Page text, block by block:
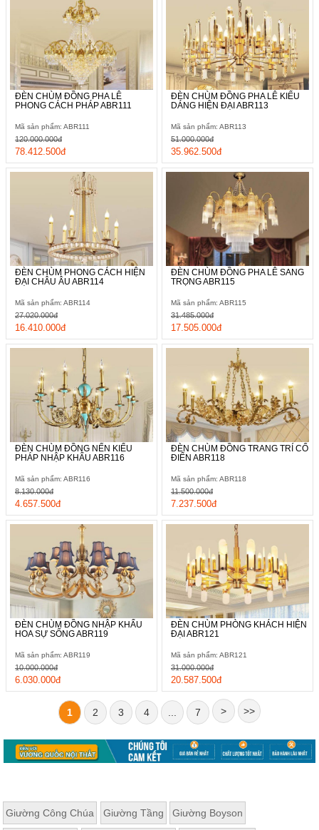
ĐÈN CHÙM ĐỒNG PHA LÊ
PHONG CÁCH PHÁP ABR111
Mã sản phẩm: ABR111
78.412.500đ
120.000.000đ
ĐÈN CHÙM ĐỒNG PHA LÊ KIỂU
DÁNG HIỆN ĐẠI ABR113
Mã sản phẩm: ABR113
35.962.500đ
51.000.000đ
ĐÈN CHÙM PHONG CÁCH HIỆN
ĐẠI CHÂU ÂU ABR114
Mã sản phẩm: ABR114
16.410.000đ
27.020.000đ
ĐÈN CHÙM ĐỒNG PHA LÊ SANG
TRỌNG ABR115
Mã sản phẩm: ABR115
17.505.000đ
31.485.000đ
ĐÈN CHÙM ĐỒNG NẾN KIỂU
PHÁP NHẬP KHẨU ABR116
Mã sản phẩm: ABR116
4.657.500đ
8.130.000đ
ĐÈN CHÙM ĐỒNG TRANG TRÍ CỔ
ĐIỂN ABR118
Mã sản phẩm: ABR118
7.237.500đ
11.500.000đ
ĐÈN CHÙM ĐỒNG NHẬP KHẨU
HOA SỰ SỐNG ABR119
Mã sản phẩm: ABR119
6.030.000đ
10.000.000đ
ĐÈN CHÙM PHÒNG KHÁCH HIỆN
ĐẠI ABR121
Mã sản phẩm: ABR121
20.587.500đ
31.000.000đ
1 2 3 4 7 > >>
Giường Công Chúa Giường Tầng Giường Boyson